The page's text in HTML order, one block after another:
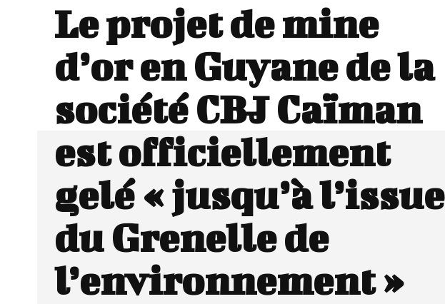
Le projet de mine
d’or en Guyane de la
société CBJ Caïman
est officiellement
gelé « jusqu’à l’issue
du Grenelle de
l’environnement »